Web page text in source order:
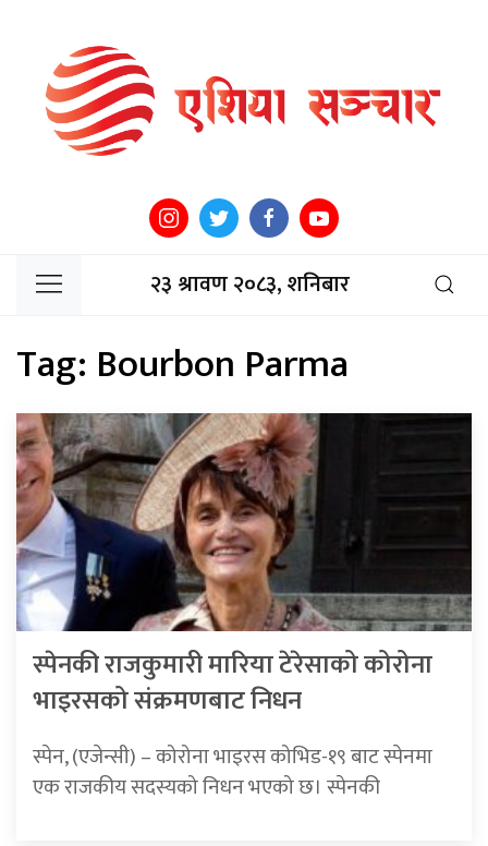
२३ श्रावण २०८३, शनिबार
Tag: Bourbon Parma
स्पेनकी राजकुमारी मारिया टेरेसाको कोरोना
भाइरसको संक्रमणबाट निधन
स्पेन, (एजेन्सी) – कोरोना भाइरस कोभिड-१९ बाट स्पेनमा
एक राजकीय सदस्यको निधन भएको छ। स्पेनकी